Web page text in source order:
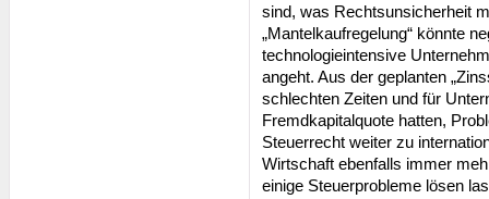
sind, was Rechtsunsicherheit
„Mantelkaufregelung“ könnte
technologieintensive
angeht. Aus der geplanten
schlechten Zeiten und für
Fremdkapitalquote hatten,
Steuerrecht weiter zu
Wirtschaft ebenfalls immer
einige Steuerprobleme lösen